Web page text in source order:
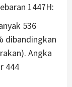
1447H:
536
dibandingkan
Angka
444